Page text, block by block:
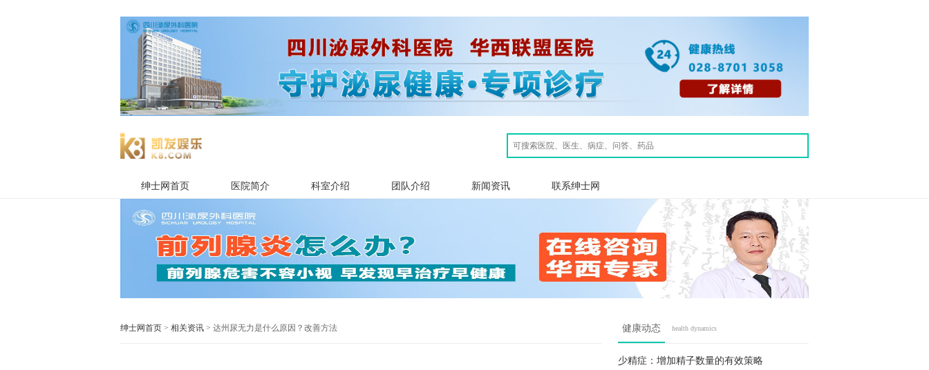
绅士网首页 医院简介 科室介绍 团队介绍 新闻资讯 联系绅士网
绅士网首页 > 相关资讯 > 达州尿无力是什么原因？改善方法 健康动态 health dynamics
少精症：增加精子数量的有效策略